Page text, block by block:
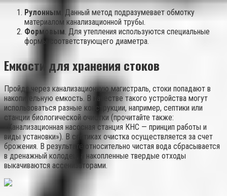
Рулонным . Данный метод подразумевает обмотку
материалом канализационной трубы.
Формовым . Для утепления используются специальные
формы соответствующего диаметра.
Емкости для хранения стоков
Пройдя через канализационную магистраль, стоки попадают в
накопительную емкость. В качестве такого устройства могут
использоваться разные конструкции, например, септики или
станции биологической очистки (прочитайте также:
«Канализационная насосная станция КНС — принцип работы и
виды установки»). В септиках очистка осуществляется за счет
брожения. В результате относительно чистая вода сбрасывается
в дренажный колодец, а накопленные твердые отходы
выкачиваются ассенизаторами.